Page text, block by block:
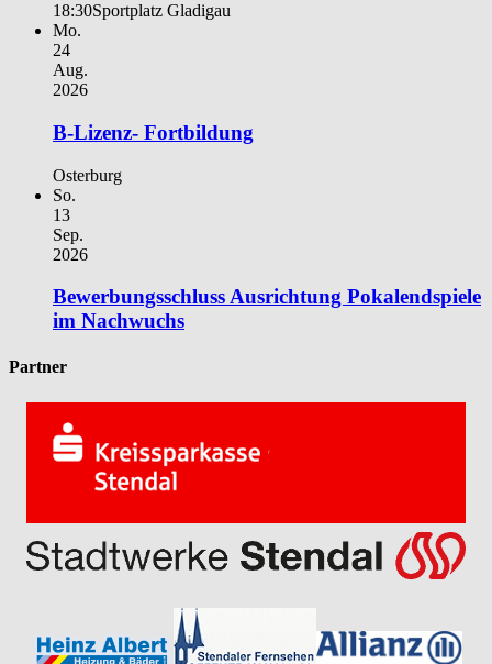
18:30Sportplatz Gladigau
Mo.
24
Aug.
2026
B-Lizenz- Fortbildung
Osterburg
So.
13
Sep.
2026
Bewerbungsschluss Ausrichtung Pokalendspiele
im Nachwuchs
Partner